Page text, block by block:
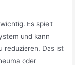
Es spielt
und kann
reduzieren. Das ist
oder